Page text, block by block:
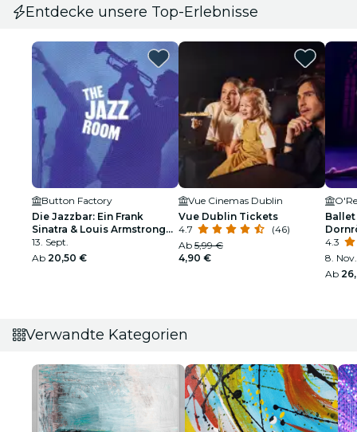
Entdecke unsere Top-Erlebnisse
Button Factory
Die Jazzbar: Ein Frank
Sinatra & Louis Armstrong
Tribut
13. Sept.
Ab 20,50 €
Vue Cinemas Dublin
Vue Dublin Tickets
4.7
(46)
Ab 5,99 €
4,90 €
4.3
8.
Ab
Verwandte Kategorien